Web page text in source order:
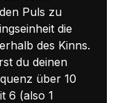
Puls zu
die
des Kinns.
du deinen
über 10
6 (also 1